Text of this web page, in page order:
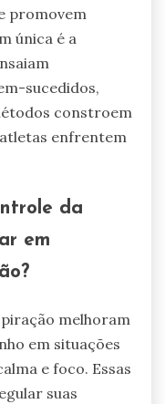
promovem
única é a
sucedidos,
constroem
enfrentem
da
em
melhoram
em situações
e foco. Essas
suas